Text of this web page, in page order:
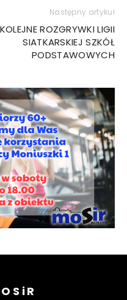
Następny artykuł
KOLEJNE ROZGRYWKI LIGII
SIATKARSKIEJ SZKÓŁ
PODSTAWOWYCH